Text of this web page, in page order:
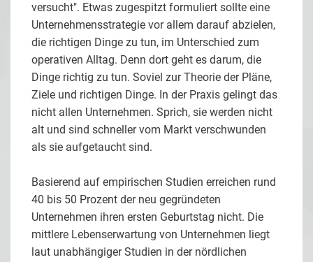
versucht". Etwas zugespitzt formuliert sollte eine
Unternehmensstrategie vor allem darauf abzielen,
die richtigen Dinge zu tun, im Unterschied zum
operativen Alltag. Denn dort geht es darum, die
Dinge richtig zu tun. Soviel zur Theorie der Pläne,
Ziele und richtigen Dinge. In der Praxis gelingt das
nicht allen Unternehmen. Sprich, sie werden nicht
alt und sind schneller vom Markt verschwunden
als sie aufgetaucht sind.
Basierend auf empirischen Studien erreichen rund
40 bis 50 Prozent der neu gegründeten
Unternehmen ihren ersten Geburtstag nicht. Die
mittlere Lebenserwartung von Unternehmen liegt
laut unabhängiger Studien in der nördlichen